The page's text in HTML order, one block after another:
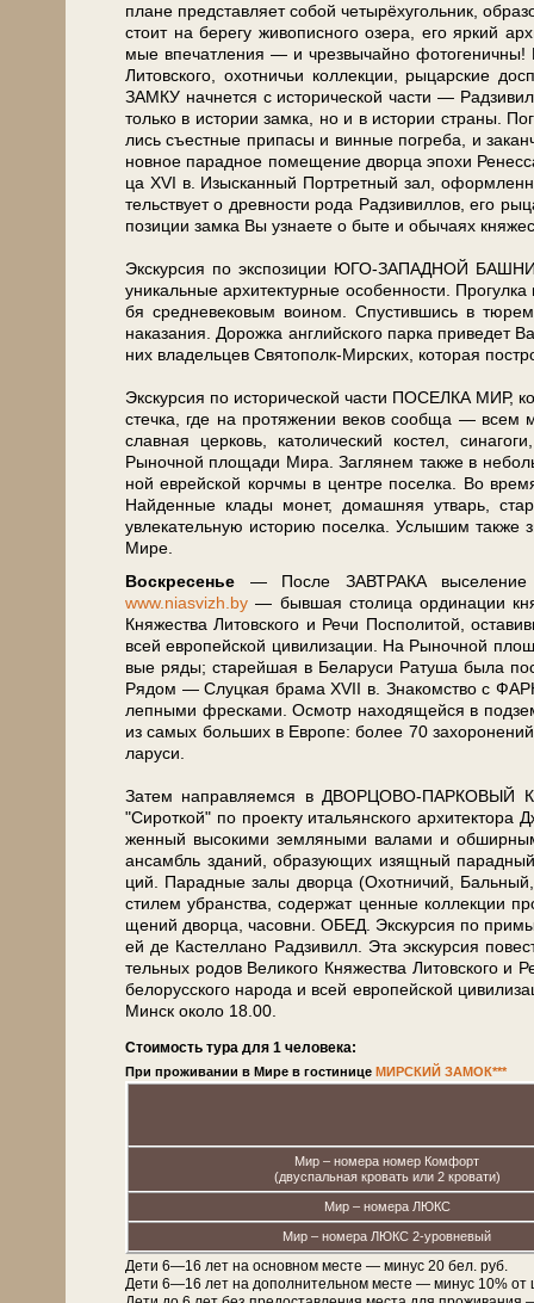
пла­не пред­став­ля­ет со­бой че­ты­рёх­уголь­ник,
стоит на бе­ре­гу жи­во­пис­но­го озе­ра, его яр­кий
мые впе­чат­ле­ния — и чрез­вы­чай­но фотогеничны!
Ли­тов­ско­го, охот­ни­чьи кол­лек­ции, ры­цар­ские
ЗАМКУ начнется с ис­то­ри­че­ской ча­сти —
толь­ко в ис­то­рии зам­ка, но и в ис­то­рии стра­ны.
лись съе­ст­ные при­па­сы и вин­ные по­гре­ба, и
нов­ное па­рад­ное по­ме­ще­ние двор­ца эпо­хи
ца XVI в. Изысканный Порт­рет­ный зал,
тель­ству­ет о древ­но­сти ро­да Рад­зи­вил­лов, его
по­зи­ции зам­ка Вы узна­е­те о быте и обычаях
Экс­кур­сия по экс­по­зи­ции ЮГО-ЗАПАДНОЙ БАШНИ
уни­каль­ные ар­хи­тек­тур­ные осо­бен­но­сти.
бя средневековым воином. Спустившись в
наказания. Дорожка английского пар­ка
них вла­дель­цев Святополк-Мирских, ко­то­рая
Экс­кур­сия по ис­то­ри­че­ской ча­сти ПО­СЕЛКА МИР,
с­теч­ка, где на про­тя­же­нии ве­ков со­об­ща —
слав­ная цер­ковь, ка­то­ли­че­ский ко­стел,
Рыночной пло­ща­ди Мира. Заглянем так­же в
ной ев­рей­ской корч­мы в цен­тре поселка. Во
Найденные клады монет, домашняя утварь,
увлекательную ис­то­рию поселка. Услышим так­же
Мире.
Вос­кре­се­нье — После ЗАВТРАКА вы­се­ле­ние
www.niasvizh.by — бывшая столица ор­ди­на­ции
Кня­же­ства Ли­тов­ско­го и Ре­чи Поспо­ли­той,
всей ев­ро­пей­ской ци­ви­ли­за­ции. На Рыночной
вые ря­ды; ста­рей­шая в Бе­ла­ру­си Ратуша бы­ла
Рядом — Слуц­кая бра­ма XVII в. Зна­ком­ство с
леп­ны­ми фрес­ка­ми. Осмотр на­хо­дя­щей­ся в
из са­мых боль­ших в Ев­ро­пе: бо­лее 70
ла­ру­си.
За­тем на­прав­ля­ем­ся в ДВОРЦОВО-ПАРКОВЫЙ
"Си­рот­кой" по про­ек­ту ита­льян­ско­го
жен­ный вы­со­ки­ми зем­ля­ны­ми ва­ла­ми и
ан­самбль зда­ний, об­ра­зую­щих изящ­ный
ций. Парадные за­лы двор­ца (Охот­ни­чий,
сти­лем убран­ства, со­дер­жат цен­ные кол­лек­ции
ще­ний двор­ца, ча­сов­ни. ОБЕД. Экс­кур­сия по
ей де Ка­стел­ла­но Рад­зи­вилл. Эта экскурсия
тель­ных ро­дов Ве­ли­ко­го Кня­же­ства Ли­тов­ско­го и
бе­ло­рус­ско­го на­ро­да и всей ев­ро­пей­ской
Минск око­ло 18.00.
Стоимость тура для 1 человека:
При проживании в Мире в гостинице МИРСКИЙ ЗАМОК***
Мир – номера номер Комфорт
(двуспальная кровать или 2 кровати)
Мир – номера ЛЮКС
Мир – номера ЛЮКС 2-уровневый
Дети 6—16 лет на основном месте — минус 20 бел. руб.
Дети 6—16 лет на дополнительном месте — минус 10% от